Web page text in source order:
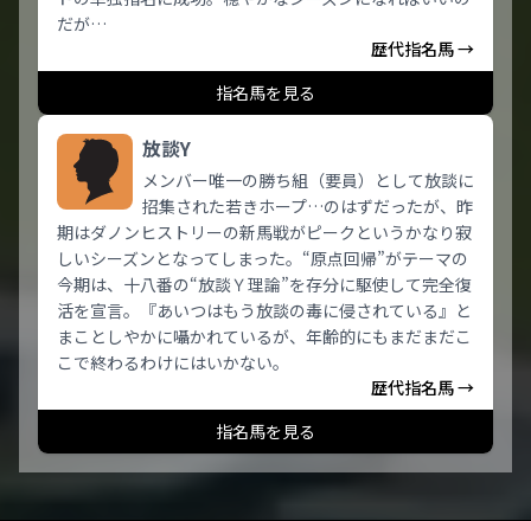
だが…
歴代指名馬 →
指名馬を見る
放談Y
メンバー唯一の勝ち組（要員）として放談に
招集された若きホープ…のはずだったが、昨
期はダノンヒストリーの新馬戦がピークというかなり寂
しいシーズンとなってしまった。“原点回帰”がテーマの
今期は、十八番の“放談Ｙ理論”を存分に駆使して完全復
活を宣言。『あいつはもう放談の毒に侵されている』と
まことしやかに囁かれているが、年齢的にもまだまだこ
こで終わるわけにはいかない。
歴代指名馬 →
指名馬を見る